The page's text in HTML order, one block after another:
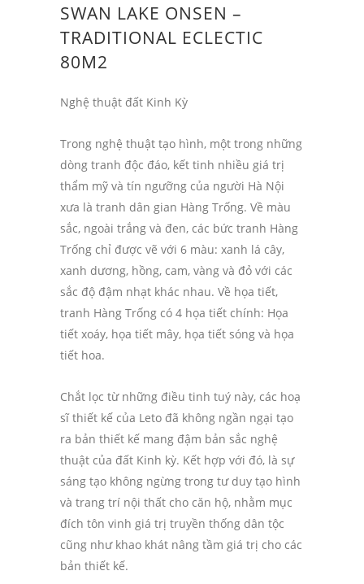
SWAN LAKE ONSEN –
TRADITIONAL ECLECTIC
80M2
Nghệ thuật đất Kinh Kỳ
Trong nghệ thuật tạo hình, một trong những
dòng tranh độc đáo, kết tinh nhiều giá trị
thẩm mỹ và tín ngưỡng của người Hà Nội
xưa là tranh dân gian Hàng Trống. Về màu
sắc, ngoài trắng và đen, các bức tranh Hàng
Trống chỉ được vẽ với 6 màu: xanh lá cây,
xanh dương, hồng, cam, vàng và đỏ với các
sắc độ đậm nhạt khác nhau. Về họa tiết,
tranh Hàng Trống có 4 họa tiết chính: Họa
tiết xoáy, họa tiết mây, họa tiết sóng và họa
tiết hoa.
Chắt lọc từ những điều tinh tuý này, các hoạ
sĩ thiết kế của Leto đã không ngần ngại tạo
ra bản thiết kế mang đậm bản sắc nghệ
thuật của đất Kinh kỳ. Kết hợp với đó, là sự
sáng tạo không ngừng trong tư duy tạo hình
và trang trí nội thất cho căn hộ, nhằm mục
đích tôn vinh giá trị truyền thống dân tộc
cũng như khao khát nâng tầm giá trị cho các
bản thiết kế.